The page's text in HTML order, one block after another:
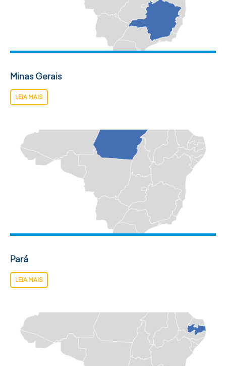
Minas Gerais
LEIA MAIS
Pará
LEIA MAIS